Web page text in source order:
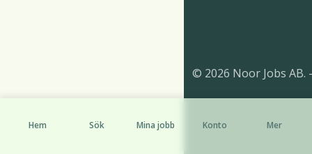
© 2026 Noor Jobs AB.
Hem Sök Mina jobb Konto Mer